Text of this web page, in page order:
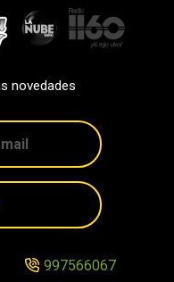
novedades
997566067